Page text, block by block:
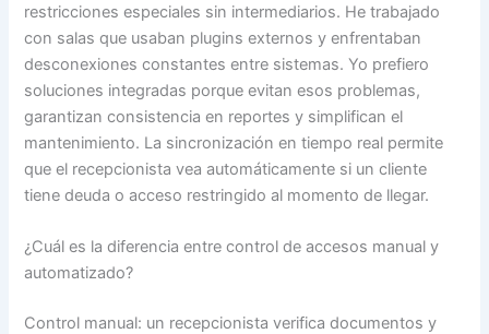
restricciones especiales sin intermediarios. He trabajado
con salas que usaban plugins externos y enfrentaban
desconexiones constantes entre sistemas. Yo prefiero
soluciones integradas porque evitan esos problemas,
garantizan consistencia en reportes y simplifican el
mantenimiento. La sincronización en tiempo real permite
que el recepcionista vea automáticamente si un cliente
tiene deuda o acceso restringido al momento de llegar.
¿Cuál es la diferencia entre control de accesos manual y
automatizado?
Control manual: un recepcionista verifica documentos y